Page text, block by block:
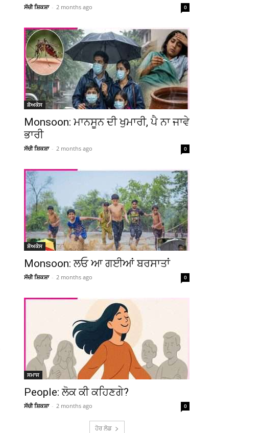
ਸੱਚੀ ਸ਼ਿਕਸ਼ਾ - 2 months ago 0
ਸ਼ੋਅਕੇਸ
Monsoon: ਮਾਨਸੂਨ ਦੀ ਖੁਮਾਰੀ, ਪੈ ਨਾ ਜਾਵੇ
ਭਾਰੀ
ਸੱਚੀ ਸ਼ਿਕਸ਼ਾ - 2 months ago 0
ਸ਼ੋਅਕੇਸ
Monsoon: ਲਓ ਆ ਗਈਆਂ ਬਰਸਾਤਾਂ
ਸੱਚੀ ਸ਼ਿਕਸ਼ਾ - 2 months ago 0
ਸਮਾਜ
People: ਲੋਕ ਕੀ ਕਹਿਣਗੇ?
ਸੱਚੀ ਸ਼ਿਕਸ਼ਾ - 2 months ago 0
ਹੋਰ ਲੋਡ